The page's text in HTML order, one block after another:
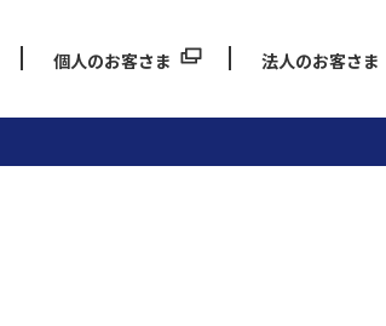
個人のお客さま 法人のお客さま